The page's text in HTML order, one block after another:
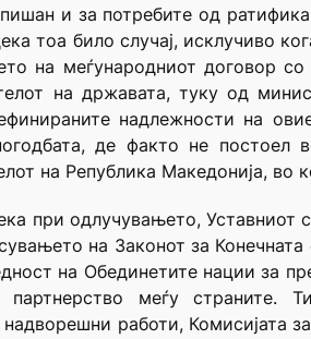
и за потребите од
тоа било случај, исклучиво
на меѓународниот договор со
на државата, туку од
надлежности на
де факто не постоел
на Република Македонија,
при одлучувањето,
на Законот за
на Обединетите нации за
партнерство меѓу страните.
работи, Комисијата